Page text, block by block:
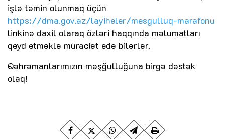
işlə təmin olunmaq üçün
https://dma.gov.az/layiheler/mesgulluq-marafonu
linkinə daxil olaraq özləri haqqında məlumatları
qeyd etməklə müraciət edə bilərlər.
Qəhrəmanlarımızın məşğulluğuna birgə dəstək
olaq!